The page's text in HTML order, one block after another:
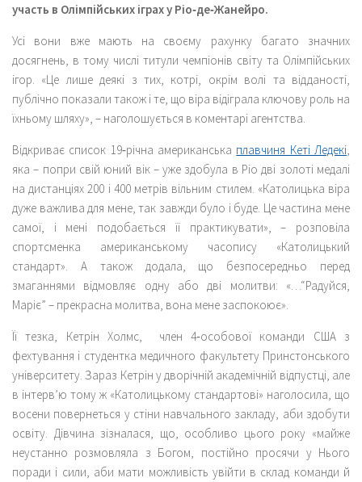
участь в Олімпійських іграх у Ріо‑де‑Жанейро.
Усі вони вже мають на своєму рахунку багато значних
досягнень, в тому числі титули чемпіонів світу та Олімпійських
ігор. «Це лише деякі з тих, котрі, окрім волі та відданості,
публічно показали також і те, що віра відіграла ключову роль на
їхньому шляху», – наголошується в коментарі агентства.
Відкриває список 19‑річна американська плавчиня Кеті Ледекі
яка – попри свій юний вік – уже здобула в Ріо дві золоті медалі
на дистанціях 200 і 400 метрів вільним стилем. «Католицька віра
дуже важлива для мене, так завжди було і буде. Це частина мене
самої, і мені подобається її практикувати», – розповіла
спортсменка американському часопису «Католицький
стандарт». А також додала, що безпосередньо перед
змаганнями відмовляє одну або дві молитви: «…“Радуйся,
Маріє” – прекрасна молитва, вона мене заспокоює».
Її тезка, Кетрін Холмс, член 4‑особової команди США з
фехтування і студентка медичного факультету Принстонського
університету. Зараз Кетрін у дворічній академічній відпустці, але
в інтерв’ю тому ж «Католицькому стандартові» наголосила, що
восени повернеться у стіни навчального закладу, аби здобути
освіту. Дівчина зізналася, що, особливо цього року «майже
неустанно розмовляла з Богом, постійно просячи у Нього
поради і сили, аби мати можливість увійти в склад команди й